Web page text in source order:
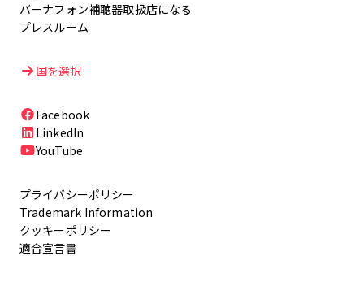
バーナフォン補聴器取扱店になる
プレスルーム
プライバシーポリシー
Trademark Information
クッキーポリシー
適合宣言書
国を選択
Facebook
LinkedIn
YouTube